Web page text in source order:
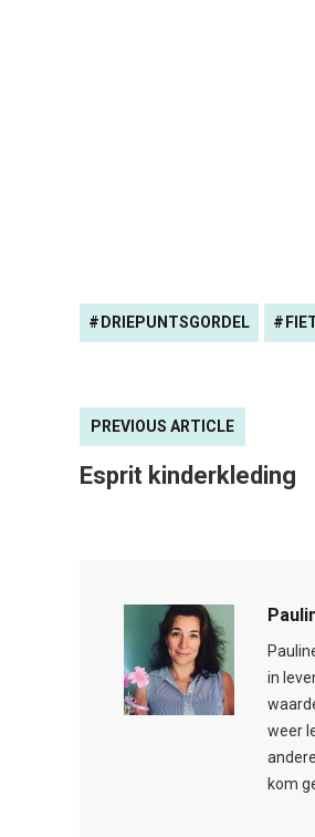
DRIEPUNTSGORDEL
PREVIOUS ARTICLE
Esprit kinderkleding
in
weer
kom